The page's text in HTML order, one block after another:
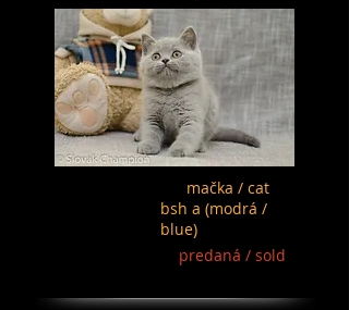
mačka / cat
bsh a (modrá /
blue)
predaná / sold